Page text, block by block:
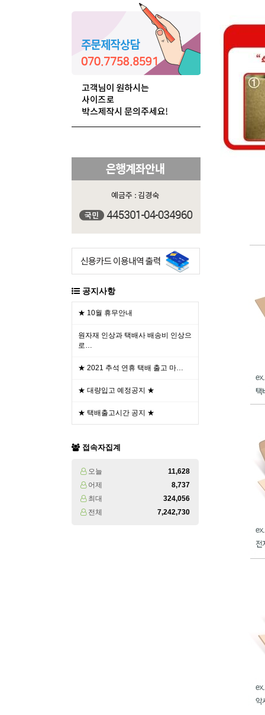
공지사항
★ 10월 휴무안내
원자재 인상과 택배사 배송비 인상으
로…
★ 2021 추석 연휴 택배 출고 마…
★ 대량입고 예정공지 ★
★ 택배출고시간 공지 ★
접속자집계
오늘
11,628
어제
8,737
최대
324,056
전체
7,242,730